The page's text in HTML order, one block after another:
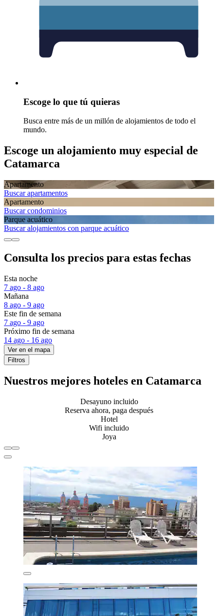
Escoge lo que tú quieras
Busca entre más de un millón de alojamientos de todo el
mundo.
Escoge un alojamiento muy especial de
Catamarca
Apartamento
Buscar apartamentos
Apartamento
Buscar condominios
Parque acuático
Buscar alojamientos con parque acuático
Consulta los precios para estas fechas
Esta noche
7 ago - 8 ago
Mañana
8 ago - 9 ago
Este fin de semana
7 ago - 9 ago
Próximo fin de semana
14 ago - 16 ago
Ver en el mapa
Filtros
Nuestros mejores hoteles en Catamarca
Desayuno incluido
Reserva ahora, paga después
Hotel
Wifi incluido
Joya